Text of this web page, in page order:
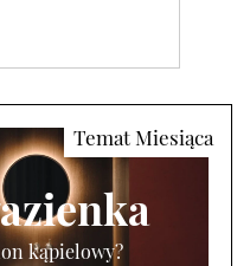
kąpielowy?